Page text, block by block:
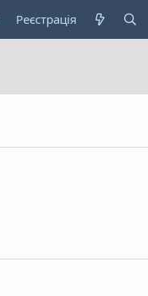
Реєстрація